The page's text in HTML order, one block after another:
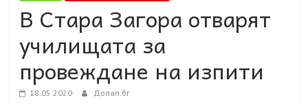
пътешествия|
мода|
събития|
кухня|
реклама|
В Стара Загора отварят
училищата за
провеждане на изпити
18.05.2020 Долап.бг